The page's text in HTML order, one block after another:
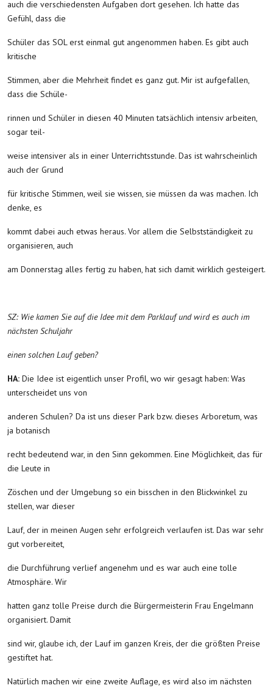
auch die verschiedensten Aufgaben dort gesehen. Ich hatte das
Gefühl, dass die
Schüler das SOL erst einmal gut angenommen haben. Es gibt auch
kritische
Stimmen, aber die Mehrheit findet es ganz gut. Mir ist aufgefallen,
dass die Schüle-
rinnen und Schüler in diesen 40 Minuten tatsächlich intensiv arbeiten,
sogar teil-
weise intensiver als in einer Unterrichtsstunde. Das ist wahrscheinlich
auch der Grund
für kritische Stimmen, weil sie wissen, sie müssen da was machen. Ich
denke, es
kommt dabei auch etwas heraus. Vor allem die Selbstständigkeit zu
organisieren, auch
am Donnerstag alles fertig zu haben, hat sich damit wirklich gesteigert.
SZ: Wie kamen Sie auf die Idee mit dem Parklauf und wird es auch im
nächsten Schuljahr
einen solchen Lauf geben?
HA: Die Idee ist eigentlich unser Profil, wo wir gesagt haben: Was
unterscheidet uns von
anderen Schulen? Da ist uns dieser Park bzw. dieses Arboretum, was
ja botanisch
recht bedeutend war, in den Sinn gekommen. Eine Möglichkeit, das für
die Leute in
Zöschen und der Umgebung so ein bisschen in den Blickwinkel zu
stellen, war dieser
Lauf, der in meinen Augen sehr erfolgreich verlaufen ist. Das war sehr
gut vorbereitet,
die Durchführung verlief angenehm und es war auch eine tolle
Atmosphäre. Wir
hatten ganz tolle Preise durch die Bürgermeisterin Frau Engelmann
organisiert. Damit
sind wir, glaube ich, der Lauf im ganzen Kreis, der die größten Preise
gestiftet hat.
Natürlich machen wir eine zweite Auflage, es wird also im nächsten